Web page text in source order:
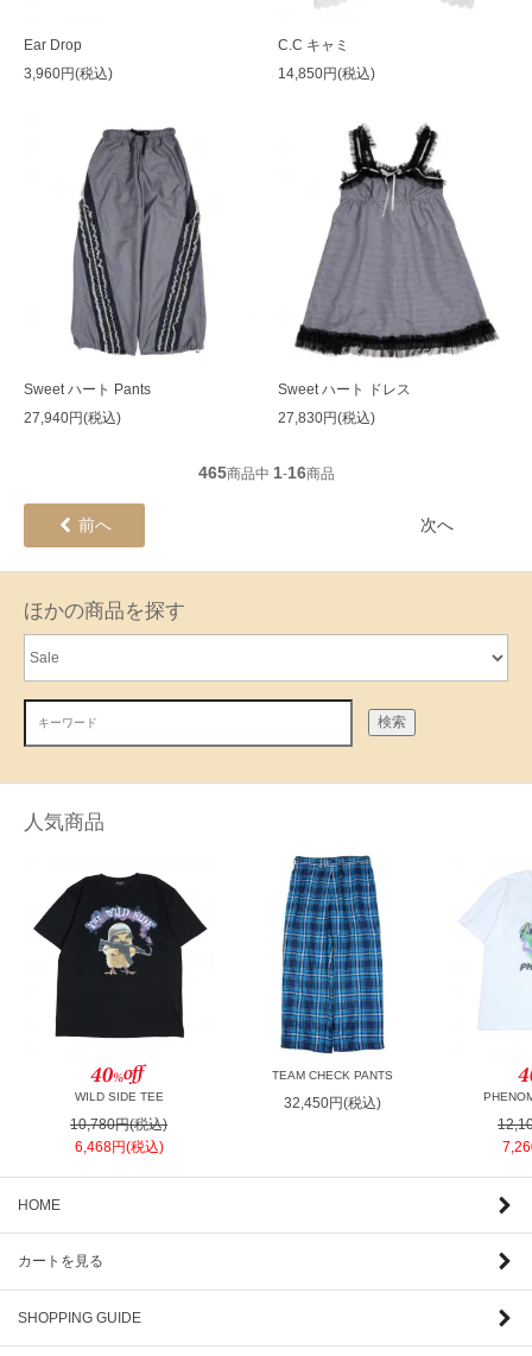
Ear Drop
3,960円(税込)
C.C キャミ
14,850円(税込)
Sweet ハート Pants
27,940円(税込)
Sweet ハート ドレス
27,830円(税込)
465商品中 1-16商品
前へ 次へ
ほかの商品を探す
検索
人気商品
WILD SIDE TEE
10,780円(税込)
6,468円(税込)
TEAM CHECK PANTS
32,450円(税込)
HOME
カートを見る
SHOPPING GUIDE